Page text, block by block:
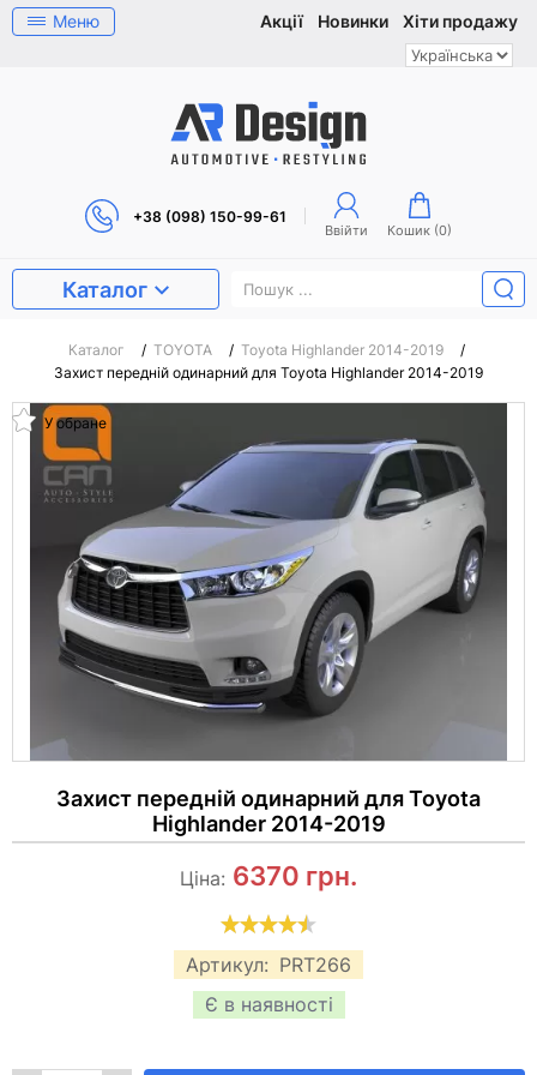
Меню Акції Новинки Хіти продажу
+38 (098) 150-99-61
Ввійти Кошик (0)
Каталог
Каталог / TOYOTA / Toyota Highlander 2014-2019
/
Захист передній одинарний для Toyota Highlander 2014-2019
У обране
Захист передній одинарний для Toyota
Highlander 2014-2019
Артикул: PRT266
Є в наявності
Ціна: 6370 грн.